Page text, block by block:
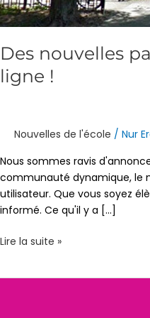
Des nouvelles
ligne !
Nouvelles de l'école / Nur
Nous sommes ravis
communauté dynamique, le
utilisateur. Que vous soyez
informé. Ce qu'il y a [...]
Lire la suite »